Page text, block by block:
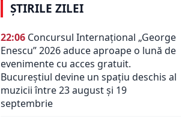
ȘTIRILE ZILEI
22:06 Concursul Internațional „George
Enescu” 2026 aduce aproape o lună de
evenimente cu acces gratuit.
Bucureștiul devine un spațiu deschis al
muzicii între 23 august și 19
septembrie